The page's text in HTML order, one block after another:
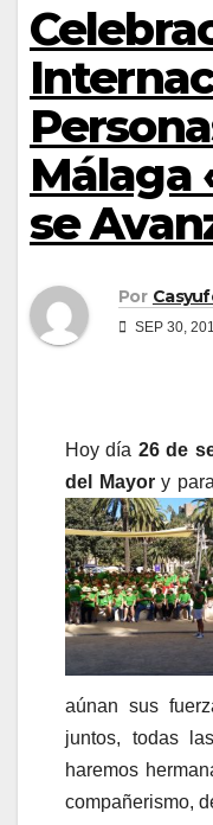
Málaga
se
Por
SEP 30,
Hoy día 26 de
del Mayory
aúnan sus
juntos, todas
haremos
compañerismo,